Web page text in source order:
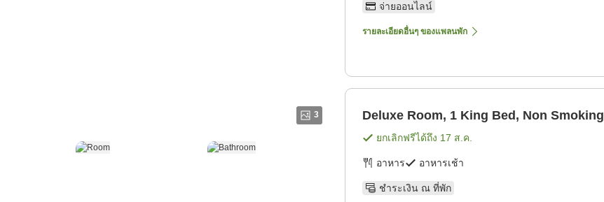
3
จ่ายออนไลน์
รายละเอียดอื่นๆ ของแพลนพัก
Deluxe Room, 1 King Bed, Non Smoking
ยกเลิกฟรีได้ถึง 17 ส.ค.
อาหาร อาหารเช้า
ชำระเงิน ณ ที่พัก